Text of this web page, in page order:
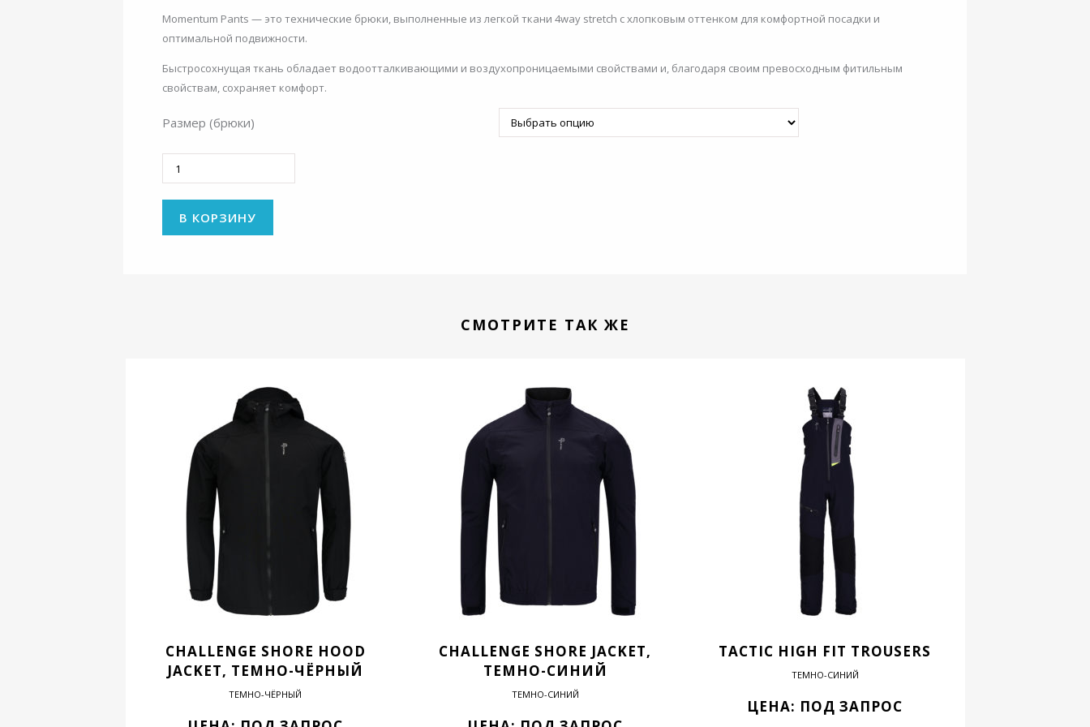
Momentum Pants — это технические брюки, выполненные из легкой ткани 4way stretch с хлопковым оттенком для комфортной посадки и
оптимальной подвижности.
Быстросохнущая ткань обладает водоотталкивающими и воздухопроницаемыми свойствами и, благодаря своим превосходным фитильным
свойствам, сохраняет комфорт.
Размер (брюки)
Количество
В КОРЗИНУ
СМОТРИТЕ ТАК ЖЕ
CHALLENGE SHORE HOOD
JACKET, ТЕМНО-ЧЁРНЫЙ
ТЕМНО-ЧЁРНЫЙ
CHALLENGE SHORE JACKET,
ТЕМНО-СИНИЙ
ТЕМНО-СИНИЙ
TACTIC HIGH FIT TROUSERS
ТЕМНО-СИНИЙ
ЦЕНА: ПОД ЗАПРОС